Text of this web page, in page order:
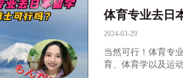
体育专业去日
2024-03-29
当然可行！体育专
育、体育学以及运